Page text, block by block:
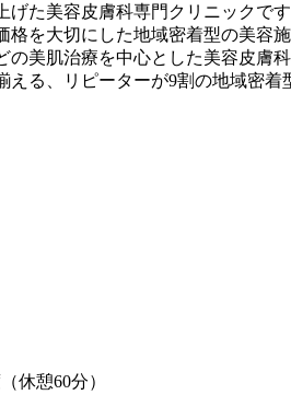
た美容皮膚科専門クリニックです
を大切にした地域密着型の美容施
の美肌治療を中心とした美容皮膚
る、リピーターが9割の地域密着
休憩60分）